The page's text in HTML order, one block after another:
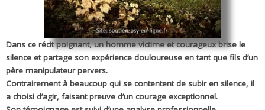
Dans ce récit poignant, un homme victime et courageux brise le
silence et partage son expérience douloureuse en tant que fils d’un
père manipulateur pervers.
Contrairement à beaucoup qui se contentent de subir en silence, il
a choisi d’agir, faisant preuve d’un courage exceptionnel.